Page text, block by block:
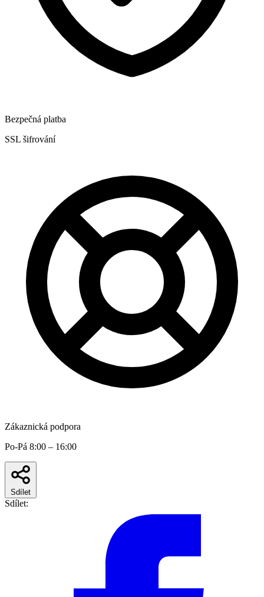
Bezpečná platba
SSL šifrování
Zákaznická podpora
Po-Pá 8:00 – 16:00
Sdílet
Sdílet: